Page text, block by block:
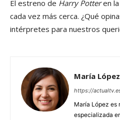
El estreno de Harry Potteren la
cada vez más cerca. ¿Qué
intérpretes para nuestros
María López
https://
María López es
especializada